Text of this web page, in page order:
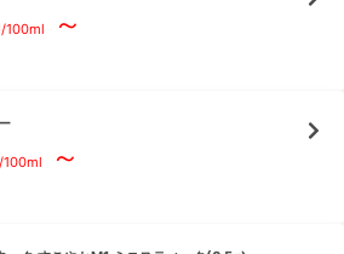
100ml ～
100ml ～